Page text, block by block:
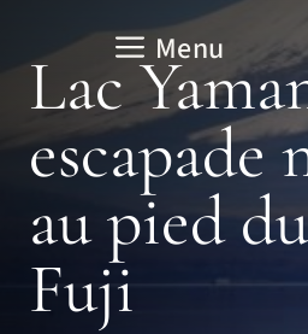
Menu
Lac
escapade
au pied
Fuji